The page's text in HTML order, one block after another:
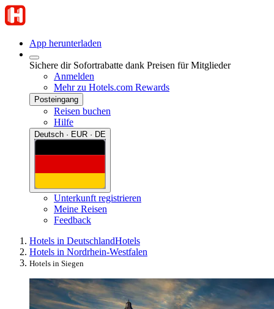
App herunterladen
Sichere dir Sofortrabatte dank Preisen für Mitglieder
Anmelden
Mehr zu Hotels.com Rewards
Posteingang
Reisen buchen
Hilfe
Deutsch · EUR · DE
Unterkunft registrieren
Meine Reisen
Feedback
Hotels in DeutschlandHotels
Hotels in Nordrhein-Westfalen
Hotels in Siegen